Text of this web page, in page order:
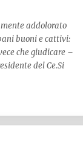
addolorato
buoni e cattivi:
che giudicare –
del Ce.Si